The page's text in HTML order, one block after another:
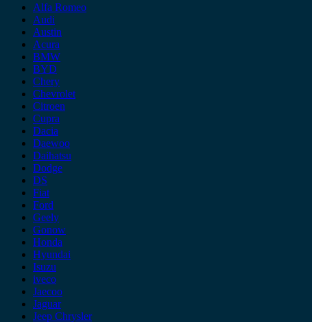
Alfa Romeo
Audi
Austin
Acura
BMW
BYD
Chery
Chevrolet
Citroen
Cupra
Dacia
Daewoo
Daihatsu
Dodge
DS
Fiat
Ford
Geely
Gonow
Honda
Hyundai
Isuzu
iveco
Jaecoo
Jaguar
Jeep Chrysler